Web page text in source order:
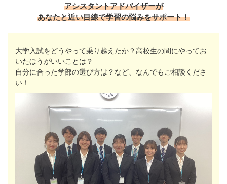
アシスタントアドバイザーが
あなたと近い目線で学習の悩みをサポート！
大学入試をどうやって乗り越えたか？高校生の間にやってお
いたほうがいいことは？
自分に合った学部の選び方は？など、なんでもご相談くださ
い！